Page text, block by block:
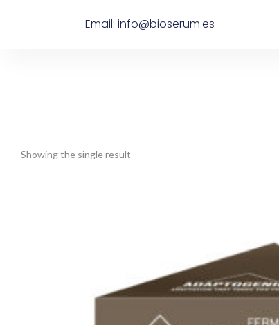
Email: info@bioserum.es
Showing the single result